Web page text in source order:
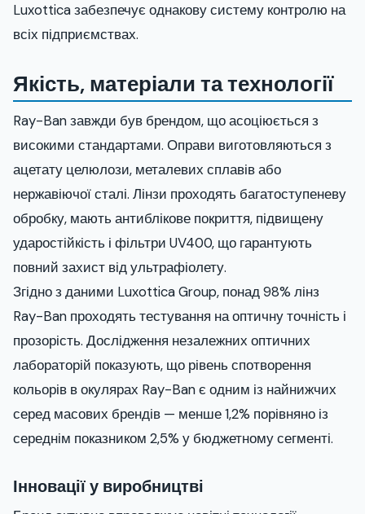
Luxottica забезпечує однакову систему контролю на
всіх підприємствах.
Якість, матеріали та технології
Ray-Ban завжди був брендом, що асоціюється з
високими стандартами. Оправи виготовляються з
ацетату целюлози, металевих сплавів або
нержавіючої сталі. Лінзи проходять багатоступеневу
обробку, мають антиблікове покриття, підвищену
ударостійкість і фільтри UV400, що гарантують
повний захист від ультрафіолету.
Згідно з даними Luxottica Group, понад 98% лінз
Ray-Ban проходять тестування на оптичну точність і
прозорість. Дослідження незалежних оптичних
лабораторій показують, що рівень спотворення
кольорів в окулярах Ray-Ban є одним із найнижчих
серед масових брендів — менше 1,2% порівняно із
середнім показником 2,5% у бюджетному сегменті.
Інновації у виробництві